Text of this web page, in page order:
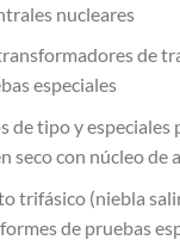
nucleares
de
especiales
de tipo y especiales
seco con núcleo de
trifásico (niebla
de pruebas